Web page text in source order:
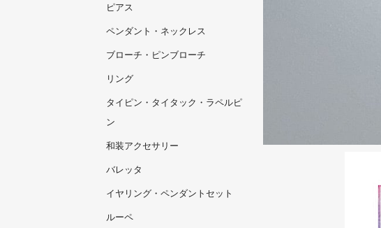
ピアス
ペンダント・ネックレス
ブローチ・ピンブローチ
リング
タイピン・タイタック・ラペルピ
ン
和装アクセサリー
バレッタ
イヤリング・ペンダントセット
ルーペ